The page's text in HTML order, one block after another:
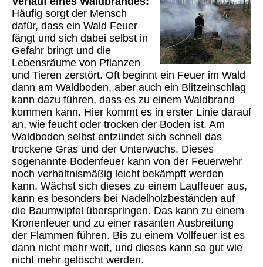
Häufig sorgt der Mensch
dafür, dass ein Wald Feuer
fängt und sich dabei selbst in
Gefahr bringt und die
Lebensräume von Pflanzen
und Tieren zerstört. Oft beginnt ein Feuer im Wald
dann am Waldboden, aber auch ein Blitzeinschlag
kann dazu führen, dass es zu einem Waldbrand
kommen kann. Hier kommt es in erster Linie darauf
an, wie feucht oder trocken der Boden ist. Am
Waldboden selbst entzündet sich schnell das
trockene Gras und der Unterwuchs. Dieses
sogenannte Bodenfeuer kann von der Feuerwehr
noch verhältnismäßig leicht bekämpft werden
kann. Wächst sich dieses zu einem Lauffeuer aus,
kann es besonders bei Nadelholzbeständen auf
die Baumwipfel überspringen. Das kann zu einem
Kronenfeuer und zu einer rasanten Ausbreitung
der Flammen führen. Bis zu einem Vollfeuer ist es
dann nicht mehr weit, und dieses kann so gut wie
nicht mehr gelöscht werden.